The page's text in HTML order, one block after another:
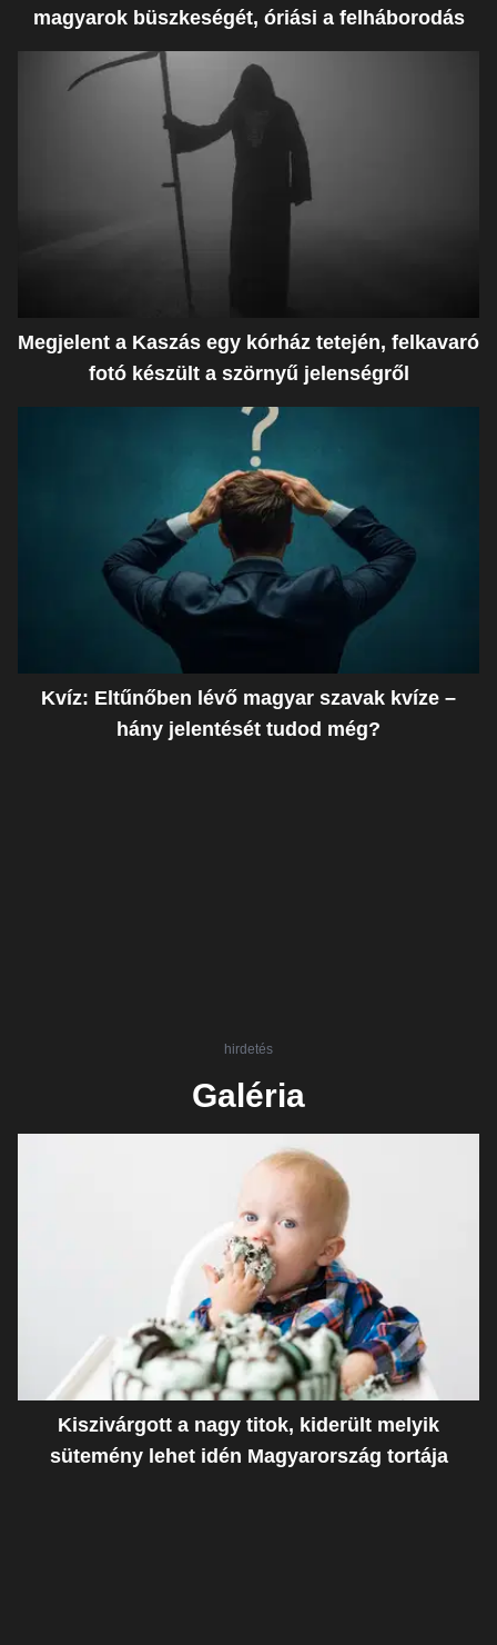
magyarok büszkeségét, óriási a felháborodás
Megjelent a Kaszás egy kórház tetején, felkavaró
fotó készült a szörnyű jelenségről
Kvíz: Eltűnőben lévő magyar szavak kvíze –
hány jelentését tudod még?
hirdetés
Galéria
Kiszivárgott a nagy titok, kiderült melyik
sütemény lehet idén Magyarország tortája